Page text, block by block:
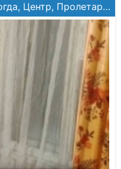
Центр, Пролетарская ул, №3а